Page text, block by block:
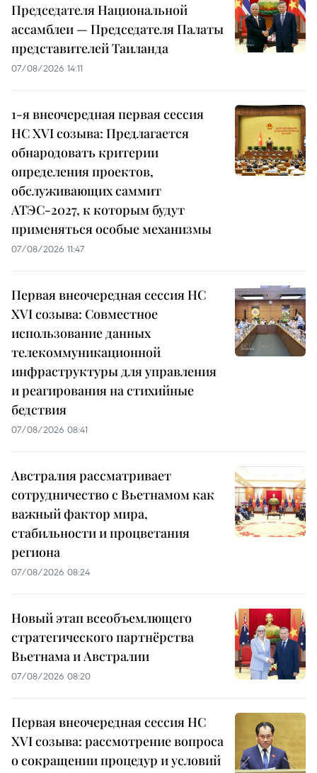
Председателя Национальной
ассамблеи — Председателя Палаты
представителей Таиланда
07/08/2026 14:11
1-я внеочередная первая сессия
НС XVI созыва: Предлагается
обнародовать критерии
определения проектов,
обслуживающих саммит
АТЭС-2027, к которым будут
применяться особые механизмы
07/08/2026 11:47
Первая внеочередная сессия НС
XVI созыва: Совместное
использование данных
телекоммуникационной
инфраструктуры для управления
и реагирования на стихийные
бедствия
07/08/2026 08:41
Австралия рассматривает
сотрудничество с Вьетнамом как
важный фактор мира,
стабильности и процветания
региона
07/08/2026 08:24
Новый этап всеобъемлющего
стратегического партнёрства
Вьетнама и Австралии
07/08/2026 08:20
Первая внеочередная сессия НС
XVI созыва: рассмотрение вопроса
о сокращении процедур и условий